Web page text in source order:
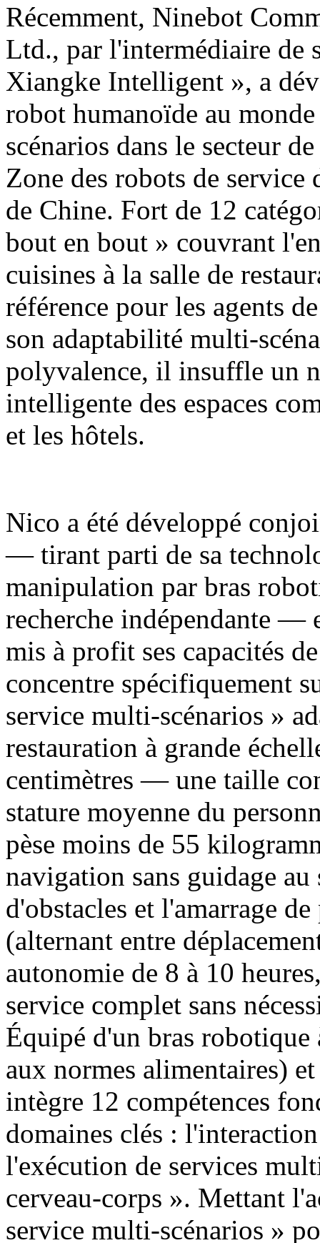
Récemment, Ninebot
Ltd., par l'intermédiaire de
Xiangke Intelligent », a
robot humanoïde au
scénarios dans le secteur
Zone des robots de
de Chine. Fort de 12
bout en bout » couvrant
cuisines à la salle de
référence pour les agents
son adaptabilité multi-
polyvalence, il insuffle un
intelligente des espaces
et les hôtels.
Nico a été développé
— tirant parti de sa
manipulation par bras
recherche indépendante —
mis à profit ses capacités
concentre spécifiquement
service multi-scénarios »
restauration à grande
centimètres — une taille
stature moyenne du
pèse moins de 55
navigation sans guidage
d'obstacles et l'amarrage
(alternant entre
autonomie de 8 à 10
service complet sans
Équipé d'un bras
aux normes alimentaires)
intègre 12 compétences
domaines clés :
l'exécution de services
cerveau-corps ». Mettant
service multi-scénarios »